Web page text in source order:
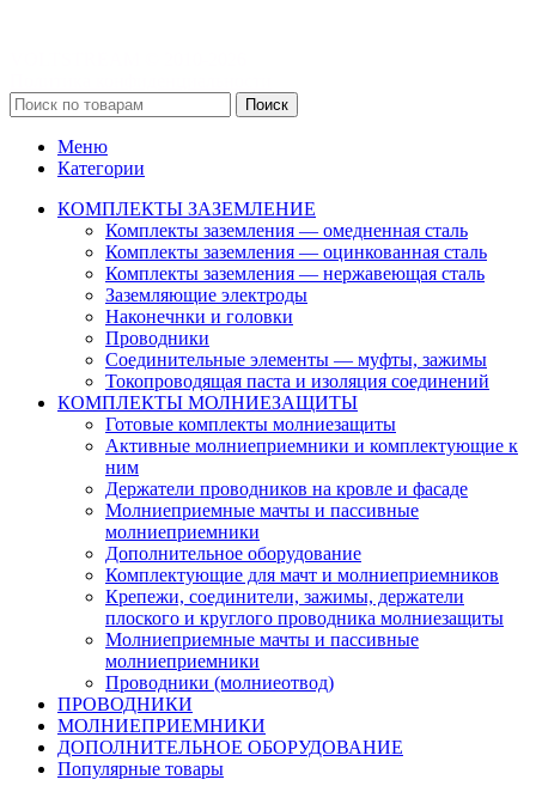
Поиск
Меню
Категории
КОМПЛЕКТЫ ЗАЗЕМЛЕНИЕ
Комплекты заземления — омедненная сталь
Комплекты заземления — оцинкованная сталь
Комплекты заземления — нержавеющая сталь
Заземляющие электроды
Наконечнки и головки
Проводники
Соединительные элементы — муфты, зажимы
Токопроводящая паста и изоляция соединений
КОМПЛЕКТЫ МОЛНИЕЗАЩИТЫ
Готовые комплекты молниезащиты
Активные молниеприемники и комплектующие к
ним
Держатели проводников на кровле и фасаде
Молниеприемные мачты и пассивные
молниеприемники
Дополнительное оборудование
Комплектующие для мачт и молниеприемников
Крепежи, соединители, зажимы, держатели
плоского и круглого проводника молниезащиты
Молниеприемные мачты и пассивные
молниеприемники
Проводники (молниеотвод)
ПРОВОДНИКИ
МОЛНИЕПРИЕМНИКИ
ДОПОЛНИТЕЛЬНОЕ ОБОРУДОВАНИЕ
Популярные товары